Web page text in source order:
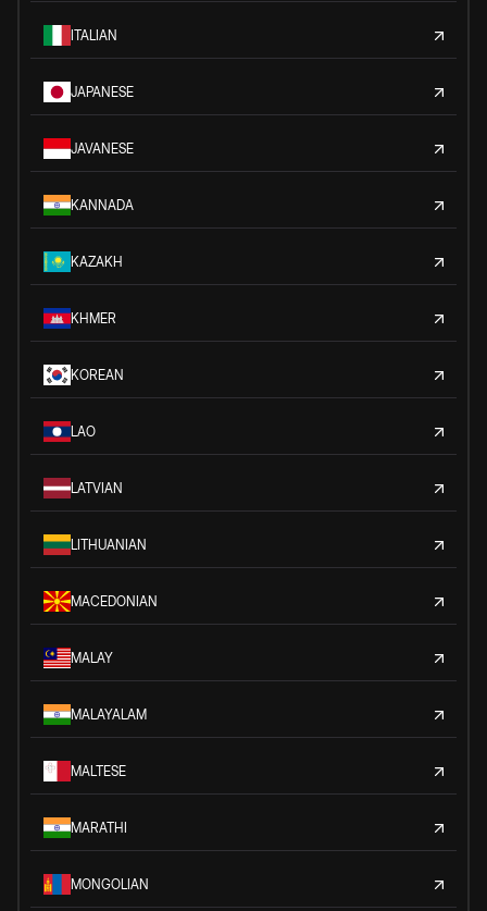
ITALIAN
JAPANESE
JAVANESE
KANNADA
KAZAKH
KHMER
KOREAN
LAO
LATVIAN
LITHUANIAN
MACEDONIAN
MALAY
MALAYALAM
MALTESE
MARATHI
MONGOLIAN